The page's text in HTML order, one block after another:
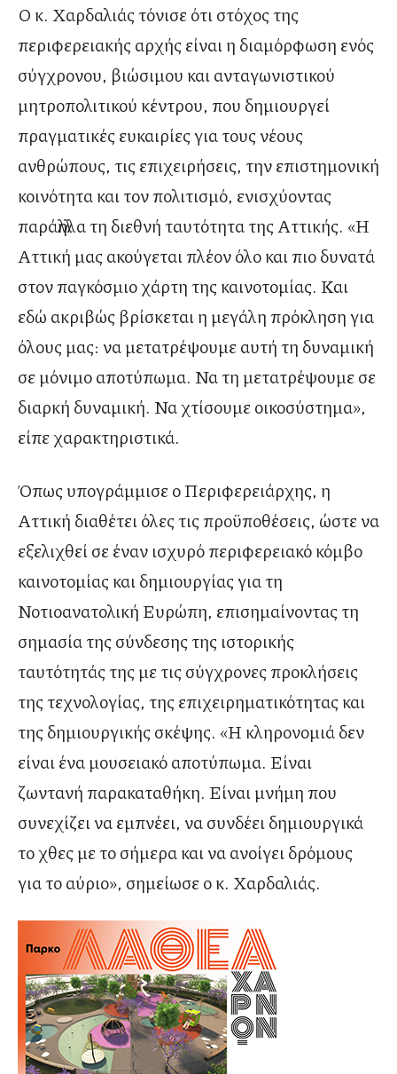
Ο κ. Χαρδαλιάς τόνισε ότι στόχος της
περιφερειακής αρχής είναι η διαμόρφωση ενός
σύγχρονου, βιώσιμου και ανταγωνιστικού
μητροπολιτικού κέντρου, που δημιουργεί
πραγματικές ευκαιρίες για τους νέους
ανθρώπους, τις επιχειρήσεις, την επιστημονική
κοινότητα και τον πολιτισμό, ενισχύοντας
παράλληλα τη διεθνή ταυτότητα της Αττικής. «Η
Αττική μας ακούγεται πλέον όλο και πιο δυνατά
στον παγκόσμιο χάρτη της καινοτομίας. Και
εδώ ακριβώς βρίσκεται η μεγάλη πρόκληση για
όλους μας: να μετατρέψουμε αυτή τη δυναμική
σε μόνιμο αποτύπωμα. Να τη μετατρέψουμε σε
διαρκή δυναμική. Να χτίσουμε οικοσύστημα»,
είπε χαρακτηριστικά.
Όπως υπογράμμισε ο Περιφερειάρχης, η
Αττική διαθέτει όλες τις προϋποθέσεις, ώστε να
εξελιχθεί σε έναν ισχυρό περιφερειακό κόμβο
καινοτομίας και δημιουργίας για τη
Νοτιοανατολική Ευρώπη, επισημαίνοντας τη
σημασία της σύνδεσης της ιστορικής
ταυτότητάς της με τις σύγχρονες προκλήσεις
της τεχνολογίας, της επιχειρηματικότητας και
της δημιουργικής σκέψης. «Η κληρονομιά δεν
είναι ένα μουσειακό αποτύπωμα. Είναι
ζωντανή παρακαταθήκη. Είναι μνήμη που
συνεχίζει να εμπνέει, να συνδέει δημιουργικά
το χθες με το σήμερα και να ανοίγει δρόμους
για το αύριο», σημείωσε ο κ. Χαρδαλιάς.